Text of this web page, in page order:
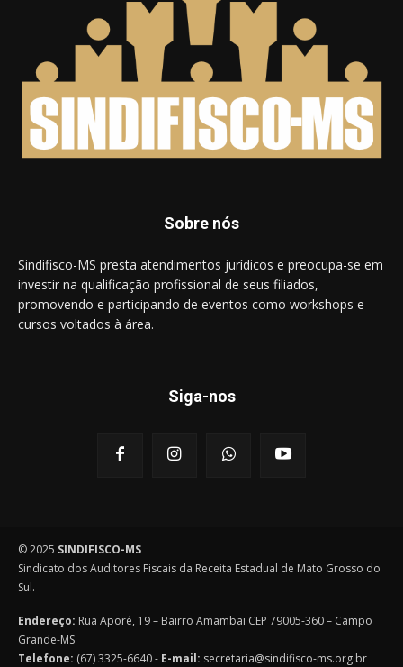
Sobre nós
Sindifisco-MS presta atendimentos jurídicos e preocupa-se em
investir na qualificação profissional de seus filiados,
promovendo e participando de eventos como workshops e
cursos voltados à área.
Siga-nos
© 2025 SINDIFISCO-MS
Sindicato dos Auditores Fiscais da Receita Estadual de Mato Grosso do
Sul.
Endereço: Rua Aporé, 19 – Bairro Amambai CEP 79005-360 – Campo
Grande-MS
Telefone: (67) 3325-6640 - E-mail: secretaria@sindifisco-ms.org.br